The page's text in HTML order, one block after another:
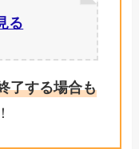
る
了する場合も